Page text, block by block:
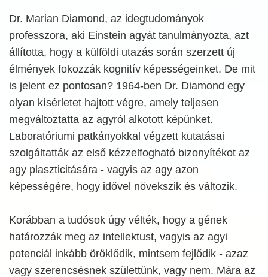
Dr. Marian Diamond, az idegtudományok
professzora, aki Einstein agyát tanulmányozta, azt
állította, hogy a külföldi utazás során szerzett új
élmények fokozzák kognitív képességeinket. De mit
is jelent ez pontosan? 1964-ben Dr. Diamond egy
olyan kísérletet hajtott végre, amely teljesen
megváltoztatta az agyról alkotott képünket.
Laboratóriumi patkányokkal végzett kutatásai
szolgáltatták az első kézzelfogható bizonyítékot az
agy plaszticitására - vagyis az agy azon
képességére, hogy idővel növekszik és változik.
Korábban a tudósok úgy vélték, hogy a gének
határozzák meg az intellektust, vagyis az agyi
potenciál inkább öröklődik, mintsem fejlődik - azaz
vagy szerencsésnek születtünk, vagy nem. Mára az